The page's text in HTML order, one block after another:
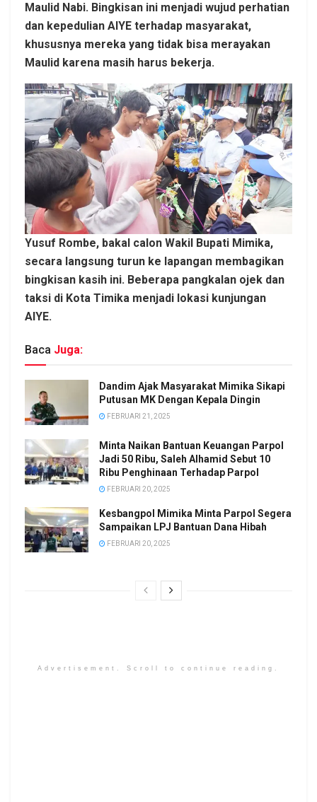
Maulid Nabi. Bingkisan ini menjadi wujud perhatian
dan kepedulian AIYE terhadap masyarakat,
khususnya mereka yang tidak bisa merayakan
Maulid karena masih harus bekerja.
Yusuf Rombe, bakal calon Wakil Bupati Mimika,
secara langsung turun ke lapangan membagikan
bingkisan kasih ini. Beberapa pangkalan ojek dan
taksi di Kota Timika menjadi lokasi kunjungan
AIYE.
Baca Juga:
Dandim Ajak Masyarakat Mimika Sikapi
Putusan MK Dengan Kepala Dingin
FEBRUARI 21, 2025
Minta Naikan Bantuan Keuangan Parpol
Jadi 50 Ribu, Saleh Alhamid Sebut 10
Ribu Penghinaan Terhadap Parpol
FEBRUARI 20, 2025
Kesbangpol Mimika Minta Parpol Segera
Sampaikan LPJ Bantuan Dana Hibah
FEBRUARI 20, 2025
Advertisement. Scroll to continue reading.